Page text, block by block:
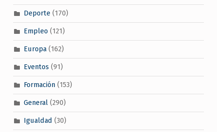
Deporte(170)
Empleo (121)
Europa(162)
Eventos (91)
Formación(153)
General(290)
Igualdad (30)